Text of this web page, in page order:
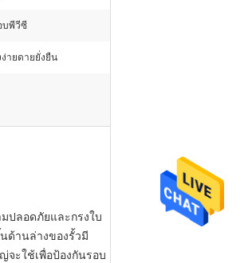
บพีวีซี
ายดายยั่งยืน
ปลอดภัยและกรงใบ
ด้านล่างของรั้วมี
จะใช้เพื่อป้องกันรอบ